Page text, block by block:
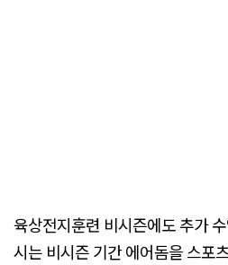
육상전지훈련 비시즌에도 추가
시는 비시즌 기간 에어돔을 스포